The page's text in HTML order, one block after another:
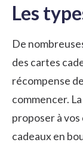
Les
De
des cartes
récompense
commencer.
proposer à
cadeaux en